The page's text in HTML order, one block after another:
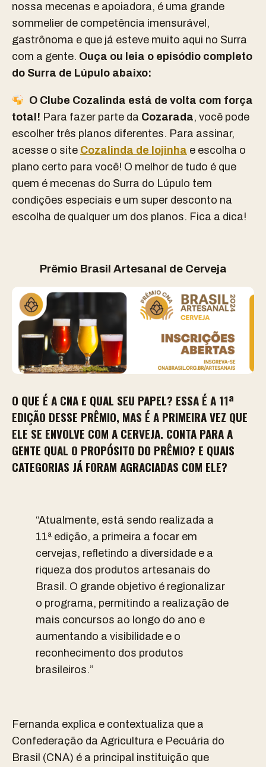
nossa mecenas e apoiadora, é uma grande
sommelier de competência imensurável,
gastrônoma e que já esteve muito aqui no Surra
com a gente. Ouça ou leia o episódio completo
do Surra de Lúpulo abaixo:
O Clube Cozalinda está de volta com força
total! Para fazer parte da Cozarada, você pode
escolher três planos diferentes. Para assinar,
acesse o site Cozalinda de lojinha e escolha o
plano certo para você! O melhor de tudo é que
quem é mecenas do Surra do Lúpulo tem
condições especiais e um super desconto na
escolha de qualquer um dos planos. Fica a dica!
Prêmio Brasil Artesanal de Cerveja
O QUE É A CNA E QUAL SEU PAPEL? ESSA É A 11ª
EDIÇÃO DESSE PRÊMIO, MAS É A PRIMEIRA VEZ QUE
ELE SE ENVOLVE COM A CERVEJA. CONTA PARA A
GENTE QUAL O PROPÓSITO DO PRÊMIO? E QUAIS
CATEGORIAS JÁ FORAM AGRACIADAS COM ELE?
“Atualmente, está sendo realizada a
11ª edição, a primeira a focar em
cervejas, refletindo a diversidade e a
riqueza dos produtos artesanais do
Brasil. O grande objetivo é regionalizar
o programa, permitindo a realização de
mais concursos ao longo do ano e
aumentando a visibilidade e o
reconhecimento dos produtos
brasileiros.”
Fernanda explica e contextualiza que a
Confederação da Agricultura e Pecuária do
Brasil (CNA) é a principal instituição que